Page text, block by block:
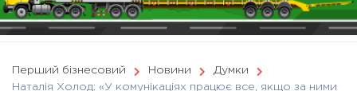
Перший бізнесовий Новини
Думки
Наталія Холод: «У комунікаціях працює все, якщо за ними